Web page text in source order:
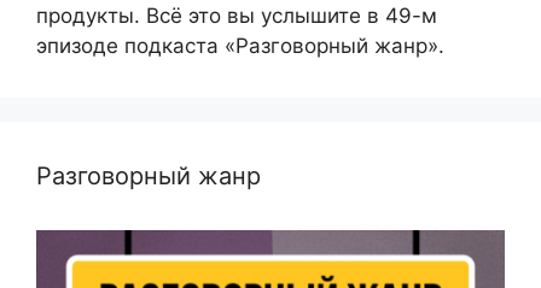
продукты. Всё это вы услышите в 49-м
эпизоде подкаста «Разговорный жанр».
Разговорный жанр